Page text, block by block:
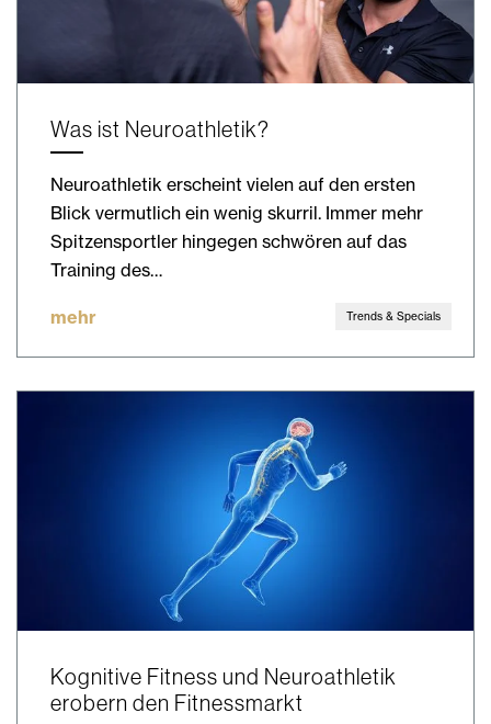
Was ist Neuroathletik?
Neuroathletik erscheint vielen auf den ersten
Blick vermutlich ein wenig skurril. Immer mehr
Spitzensportler hingegen schwören auf das
Training des…
mehr Trends & Specials
Kognitive Fitness und Neuroathletik
erobern den Fitnessmarkt